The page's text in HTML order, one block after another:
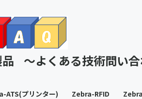
～よくある技術問い
ATS(プリンター) Zebra-RFID